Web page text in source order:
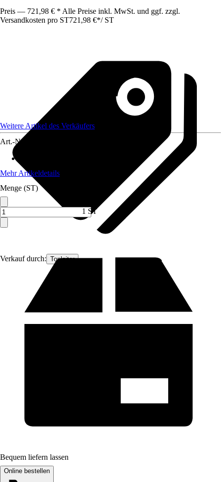
Preis — 721,98 € * Alle Preise inkl. MwSt. und ggf. zzgl.
Versandkosten pro ST721,98 €*/ ST
Verkauf durch: Topleiter
Weitere Artikel des Verkäufers
Art.-Nr.
Mehr Artikeldetails
Menge (ST)
1 ST
Bequem liefern lassen
Online bestellen